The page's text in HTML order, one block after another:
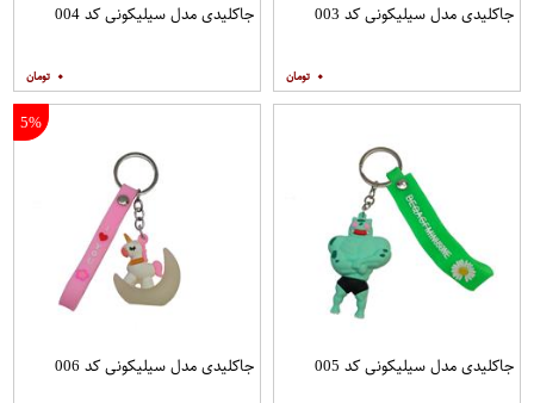
جاکلیدی مدل سیلیکونی کد 003
۰
جاکلیدی مدل سیلیکونی کد 004
۰
جاکلیدی مدل سیلیکونی کد 005
5%
جاکلیدی مدل سیلیکونی کد 006